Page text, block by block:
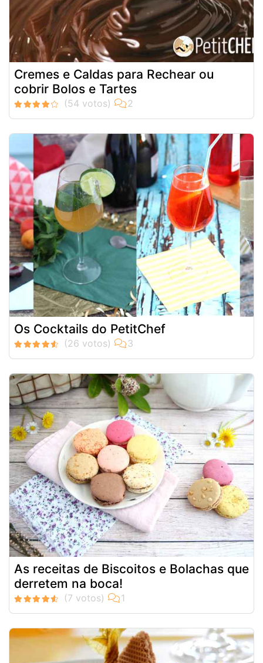
Cremes e Caldas para Rechear ou
cobrir Bolos e Tartes
Os Cocktails do PetitChef
As receitas de Biscoitos e Bolachas que
derretem na boca!